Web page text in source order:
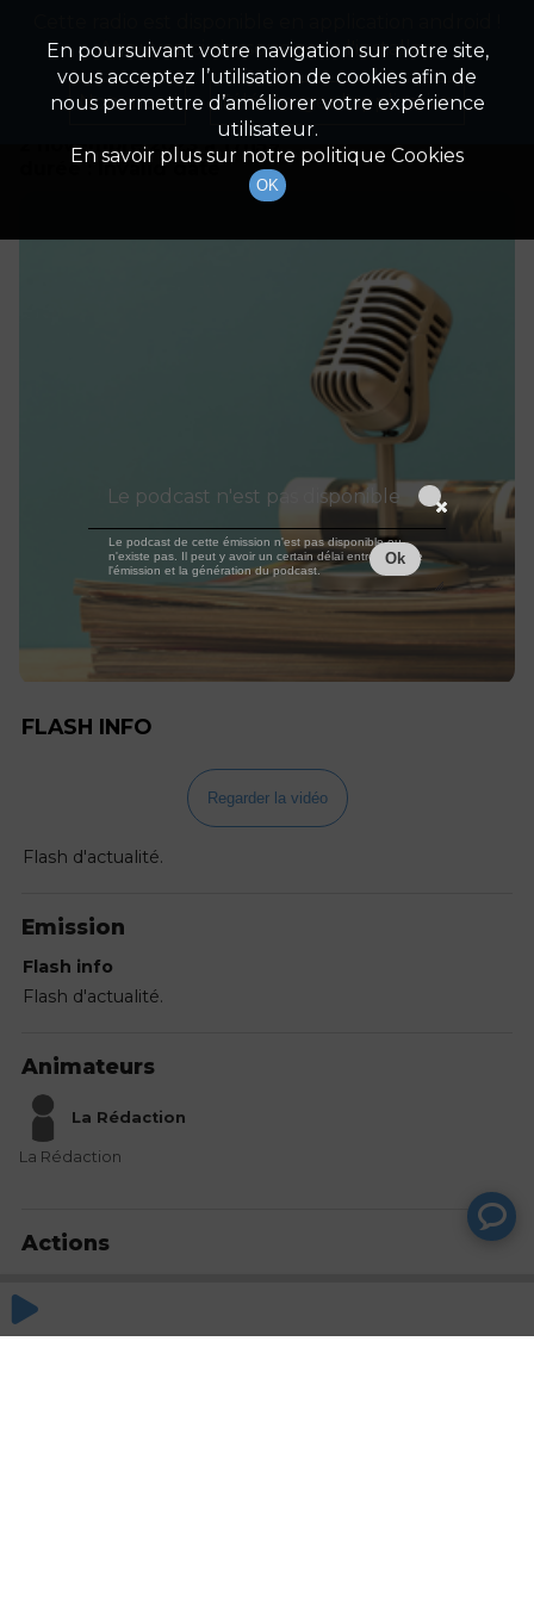
Détails De L'épisode
2 novembre 2023
à 17h59
durée : Invalid date
FLASH INFO
Regarder la vidéo
Flash d'actualité.
Emission
Flash info
Flash d'actualité.
Animateurs
La Rédaction
La Rédaction
Actions
En poursuivant votre navigation sur notre site,
vous acceptez l’utilisation de cookies afin de
nous permettre d’améliorer votre expérience
utilisateur.
En savoir plus sur notre politique Cookies
OK
Appuyez ci-dessous pour l'installer.
Non merci Télécharger l'application
Le podcast n'est pas disponible
Le podcast de cette émission n'est pas disponible ou
n'existe pas. Il peut y avoir un certain délai entre la fin de
l'émission et la génération du podcast.
Ok